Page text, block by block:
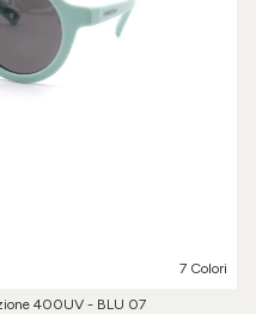
7 Colori
400UV - BLU 07